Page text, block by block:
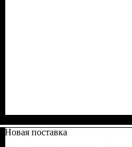
Новая поставка